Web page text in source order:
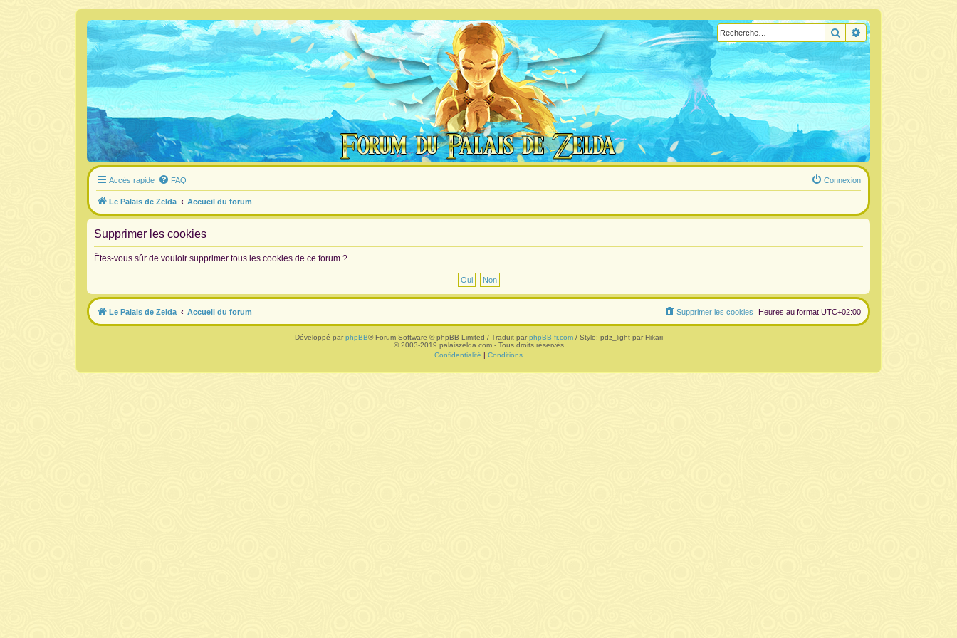
RechercherRecherche avancée
Accès rapide FAQ Connexion
Le Palais de Zelda Accueil du forum
Supprimer les cookies
Êtes-vous sûr de vouloir supprimer tous les cookies de ce forum ?
Le Palais de Zelda Accueil du forum Heures au format UTC+02:00
Supprimer les cookies
Développé par phpBB® Forum Software © phpBB Limited / Traduit par phpBB-fr.com/ Style: pdz_light par Hikari
© 2003-2019 palaiszelda.com - Tous droits réservés
Confidentialité | Conditions